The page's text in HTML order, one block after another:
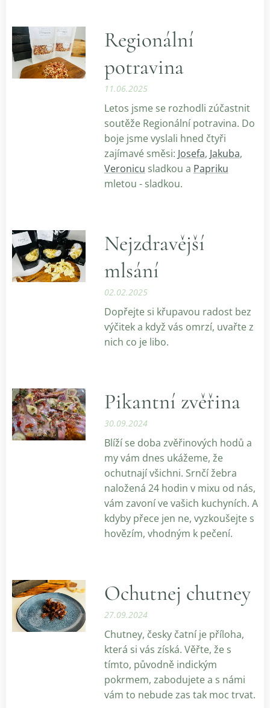
Regionální
potravina
11.06.2025
Letos jsme se rozhodli zúčastnit
soutěže Regionální potravina. Do
boje jsme vyslali hned čtyři
zajímavé směsi: Josefa, Jakuba,
Veronicu sladkou a Papriku
mletou - sladkou.
Nejzdravější
mlsání
02.02.2025
Dopřejte si křupavou radost bez
výčitek a když vás omrzí, uvařte z
nich co je libo.
Pikantní zvěřina
30.09.2024
Blíží se doba zvěřinových hodů a
my vám dnes ukážeme, že
ochutnají všichni. Srnčí žebra
naložená 24 hodin v mixu od nás,
vám zavoní ve vašich kuchyních. A
kdyby přece jen ne, vyzkoušejte s
hovězím, vhodným k pečení.
Ochutnej chutney
27.09.2024
Chutney, česky čatní je příloha,
která si vás získá. Věřte, že s
tímto, původně indickým
pokrmem, zabodujete a s námi
vám to nebude zas tak moc trvat.